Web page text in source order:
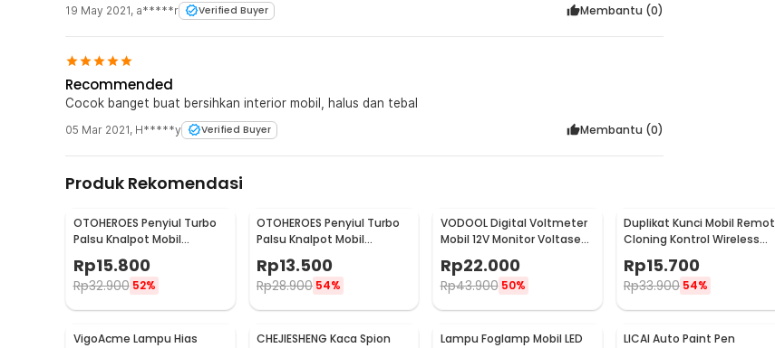
19 May 2021, a*****r Verified Buyer Membantu (0)
Recommended
Cocok banget buat bersihkan interior mobil, halus dan tebal
05 Mar 2021, H*****y Verified Buyer Membantu (0)
Produk Rekomendasi
OTOHEROES Penyiul Turbo
Palsu Knalpot Mobil
Whistler 1000-2400cc L -
TUR007
Rp15.800
Rp32.900 52%
OTOHEROES Penyiul Turbo
Palsu Knalpot Mobil
Whistler 1000-1800cc M 1.6-
2.0 - TUR007
Rp13.500
Rp28.900 54%
VODOOL Digital Voltmeter
Mobil 12V Monitor Voltase
Rp22.000
Rp43.900 50%
Duplikat Kunci Mobil Remot
Cloning Kontrol Wireless
Rp15.700
Rp33.900 54%
VigoAcme Lampu Hias
CHEJIESHENG Kaca Spion
Lampu Foglamp Mobil LED
LICAI Auto Paint Pen